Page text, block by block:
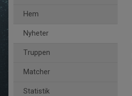
Hem
Nyheter
Truppen
Matcher
Statistik